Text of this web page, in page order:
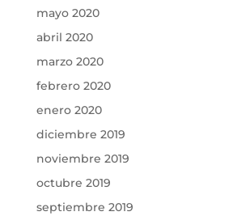
mayo 2020
abril 2020
marzo 2020
febrero 2020
enero 2020
diciembre 2019
noviembre 2019
octubre 2019
septiembre 2019